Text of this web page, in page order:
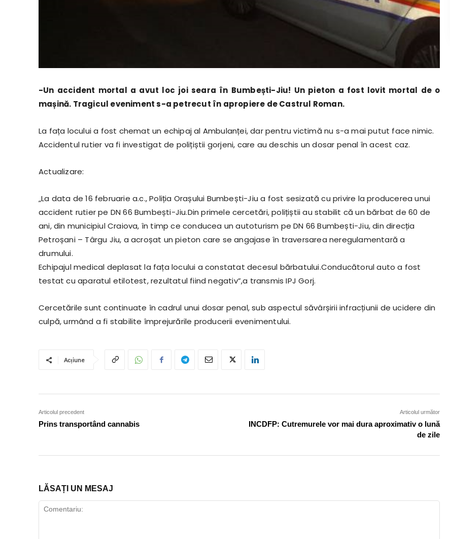
-Un accident mortal a avut loc joi seara în Bumbești-Jiu! Un pieton a fost lovit mortal de o
mașină. Tragicul eveniment s-a petrecut în apropiere de Castrul Roman.
La fața locului a fost chemat un echipaj al Ambulanței, dar pentru victimă nu s-a mai putut face nimic.
Accidentul rutier va fi investigat de polițiștii gorjeni, care au deschis un dosar penal în acest caz.
Actualizare:
„La data de 16 februarie a.c., Poliția Orașului Bumbești-Jiu a fost sesizată cu privire la producerea unui
accident rutier pe DN 66 Bumbești-Jiu.Din primele cercetări, polițiștii au stabilit că un bărbat de 60 de
ani, din municipiul Craiova, în timp ce conducea un autoturism pe DN 66 Bumbești-Jiu, din direcția
Petroșani – Târgu Jiu, a acroșat un pieton care se angajase în traversarea neregulamentară a
drumului.
Echipajul medical deplasat la fața locului a constatat decesul bărbatului.Conducătorul auto a fost
testat cu aparatul etilotest, rezultatul fiind negativ”,a transmis IPJ Gorj.
Cercetările sunt continuate în cadrul unui dosar penal, sub aspectul săvârșirii infracțiunii de ucidere din
culpă, urmând a fi stabilite împrejurările producerii evenimentului.
Acțiune
Articolul precedent
Prins transportând cannabis
Articolul următor
INCDFP: Cutremurele vor mai dura aproximativ o lună
de zile
LĂSAȚI UN MESAJ